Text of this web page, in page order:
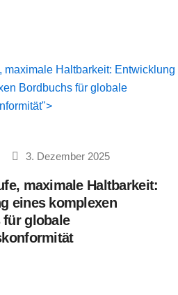
maximale Haltbarkeit: Entwicklung
Bordbuchs für globale
3. Dezember 2025
maximale Haltbarkeit:
eines komplexen
globale